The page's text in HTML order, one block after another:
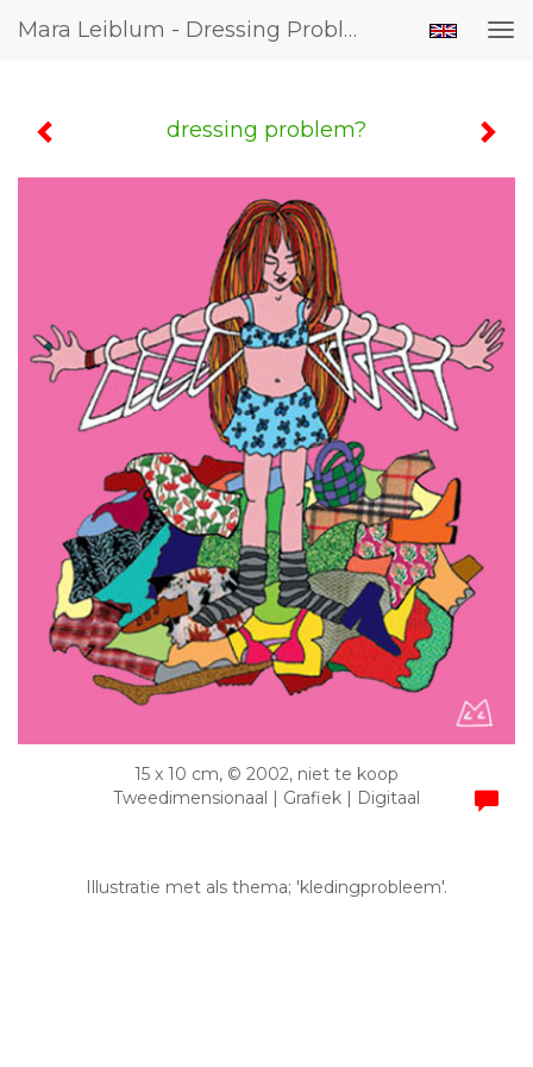
Mara Leiblum - Dressing Problem?
dressing problem?
15 x 10 cm, © 2002, niet te koop
Tweedimensionaal | Grafiek | Digitaal
Illustratie met als thema; 'kledingprobleem'.